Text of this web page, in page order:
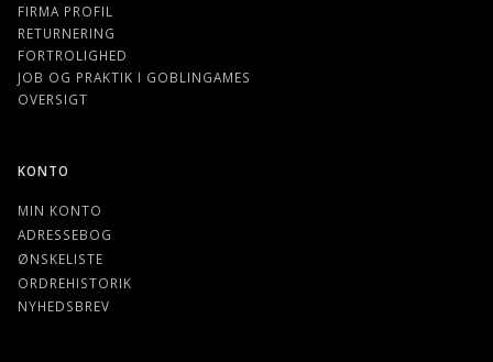
FIRMA PROFIL
RETURNERING
FORTROLIGHED
JOB OG PRAKTIK I GOBLINGAMES
OVERSIGT
KONTO
MIN KONTO
ADRESSEBOG
ØNSKELISTE
ORDREHISTORIK
NYHEDSBREV